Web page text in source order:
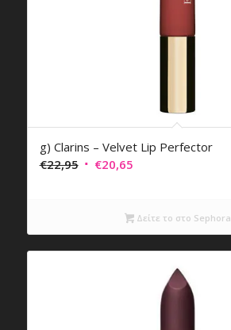
g) Clarins – Velvet Lip Perfector
€22,95 Original
€20,65Η
είναι:
€20,65.
Δείτε το στο Sephora